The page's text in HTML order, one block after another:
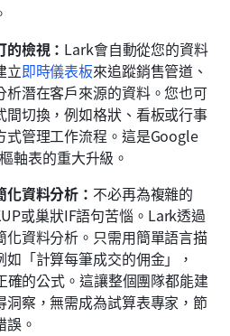
檢視： Lark會自動從您的資料
立即時儀表板來追蹤銷售管道、
析潛在客戶來源的資料。您也可
間切換，例如格狀、看板或行事
式管理工作流程。這是Google
軸表的重大升級。
資料分析： 不必再為複雜的
或巢狀IF語句苦惱。Lark透過
化資料分析。只需用簡單語言描
「計算每筆成交的佣金」，
確的公式。這讓整個團隊都能建
洞察，無需成為試算表專家，節
。